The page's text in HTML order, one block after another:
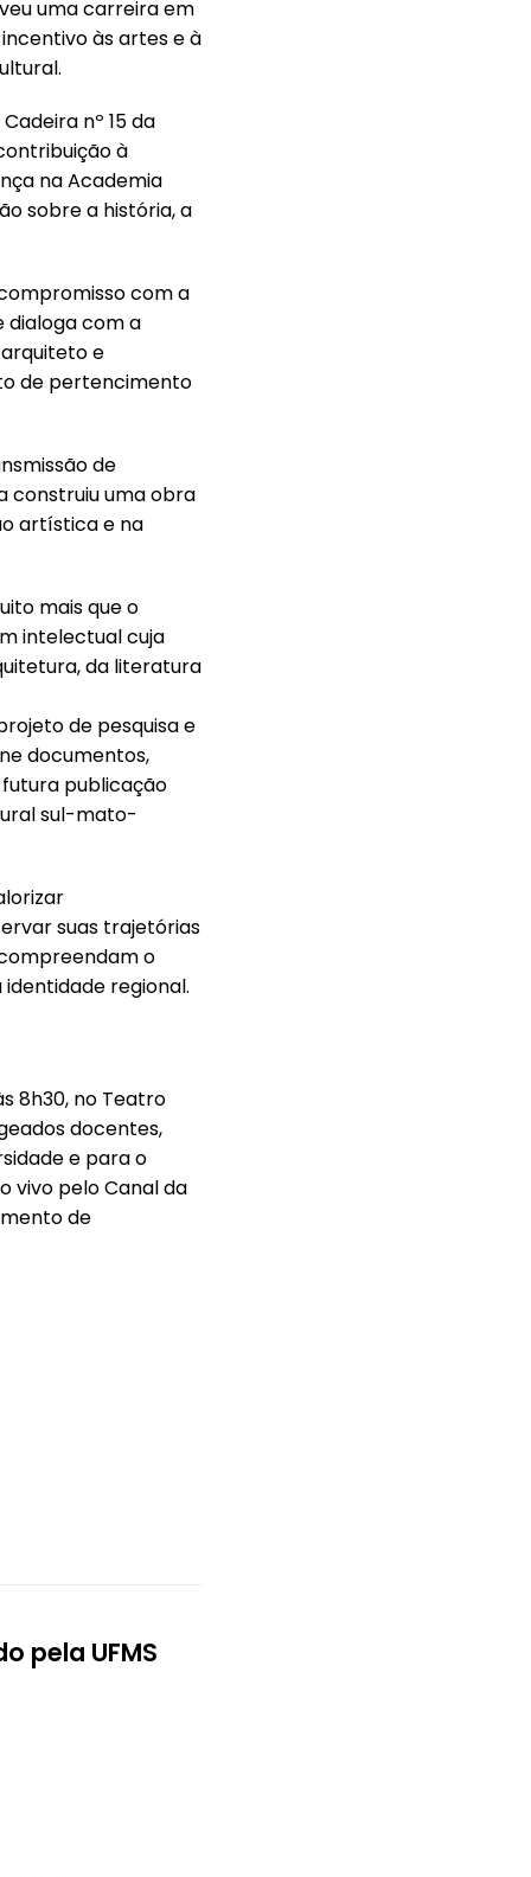
uma carreira em
às artes e à
nº 15 da
à
na Academia
sobre a história, a
com a
dialoga com a
e
de pertencimento
de
construiu uma obra
artística e na
mais que o
intelectual cuja
da literatura
de pesquisa e
documentos,
publicação
sul-mato-
suas trajetórias
o
regional.
8h30, no Teatro
docentes,
e para o
vivo pelo Canal da
de
pela UFMS